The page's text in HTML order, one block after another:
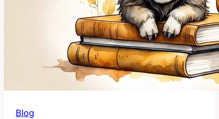
Blog